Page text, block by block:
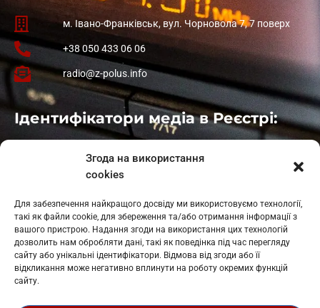
Згода на використання
cookies
Для забезпечення найкращого досвіду ми використовуємо технології,
такі як файли cookie, для збереження та/або отримання інформації з
вашого пристрою. Надання згоди на використання цих технологій
дозволить нам обробляти дані, такі як поведінка під час перегляду
сайту або унікальні ідентифікатори. Відмова від згоди або її
відкликання може негативно вплинути на роботу окремих функцій
сайту.
м. Івано-Франківськ, вул. Чорновола 7, 7 поверх
+38 050 433 06 06
radio@z-polus.info
Ідентифікатори медіа в Реєстрі:
: L11-01410
: L11-01801
Косів: L11-01805
Гарасимів: L11-02274